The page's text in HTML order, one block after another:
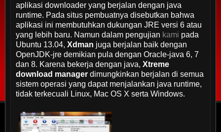
aplikasi downloader yang berjalan dengan java
runtime. Pada situs pembuatnya disebutkan bahwa
aplikasi ini membutuhkan dukungan JRE versi 6 atau
yang lebih baru. Namun dalam pengujian kami pada
Ubuntu 13.04,Xdman juga berjalan baik dengan
OpenJDK-jre demikian pula dengan Oracle-java 6, 7
dan 8. Karena bekerja dengan java,Xtreme
download managerdimungkinkan berjalan di semua
sistem operasi yang dapat menjalankan java runtime,
tidak terkecuali Linux, Mac OS X serta Windows.